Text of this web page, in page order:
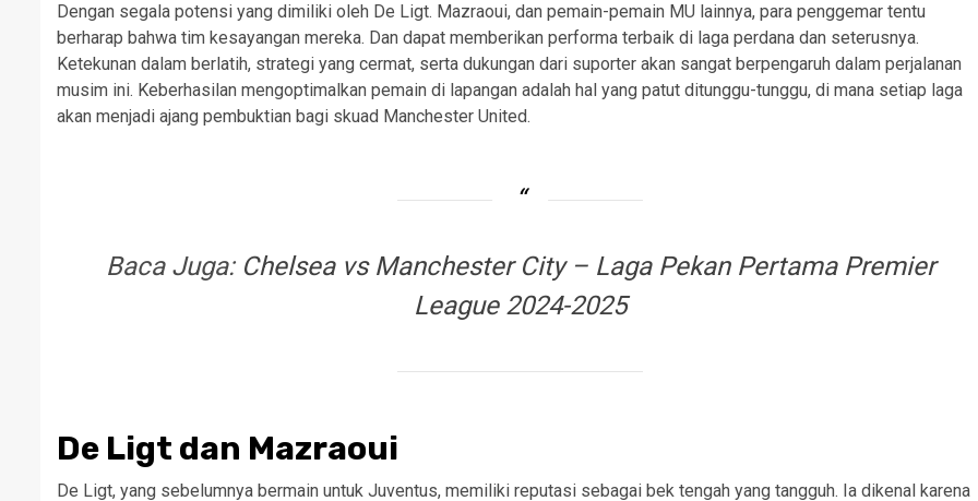
Dengan segala potensi yang dimiliki oleh De Ligt. Mazraoui, dan pemain-pemain MU lainnya, para penggemar tentu
berharap bahwa tim kesayangan mereka. Dan dapat memberikan performa terbaik di laga perdana dan seterusnya.
Ketekunan dalam berlatih, strategi yang cermat, serta dukungan dari suporter akan sangat berpengaruh dalam perjalanan
musim ini. Keberhasilan mengoptimalkan pemain di lapangan adalah hal yang patut ditunggu-tunggu, di mana setiap laga
akan menjadi ajang pembuktian bagi skuad Manchester United.
Baca Juga: Chelsea vs Manchester City – Laga Pekan Pertama Premier
League 2024-2025
De Ligt dan Mazraoui
De Ligt, yang sebelumnya bermain untuk Juventus, memiliki reputasi sebagai bek tengah yang tangguh. Ia dikenal karena